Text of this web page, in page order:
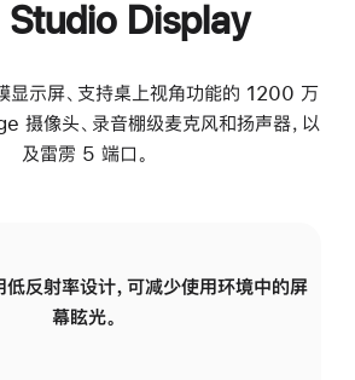
Display
示屏、支持桌上视角功能的 1200 万
像头、录音棚级麦克风和扬声器，以
及雷雳 5 端口。
反射率设计，可减少使用环境中的屏
幕眩光。